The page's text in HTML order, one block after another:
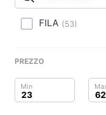
Salute e igiene
FILA (53)
PREZZO